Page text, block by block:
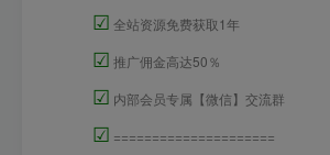
☑ 全站资源免费获取1年
☑ 推广佣金高达50％
☑ 内部会员专属【微信】交流群
☑ =====================